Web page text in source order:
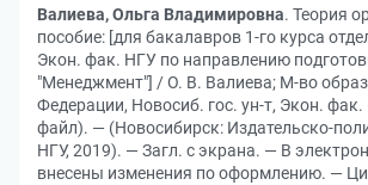
Валиева, Ольга Владимировна. Теория
пособие: [для бакалавров 1-го курса
Экон. фак. НГУ по направлению
"Менеджмент"] / О. В. Валиева; М-во
Федерации, Новосиб. гос. ун-т, Экон.
файл). — (Новосибирск: Издательско-
НГУ, 2019). — Загл. с экрана. — В
внесены изменения по оформлению. —